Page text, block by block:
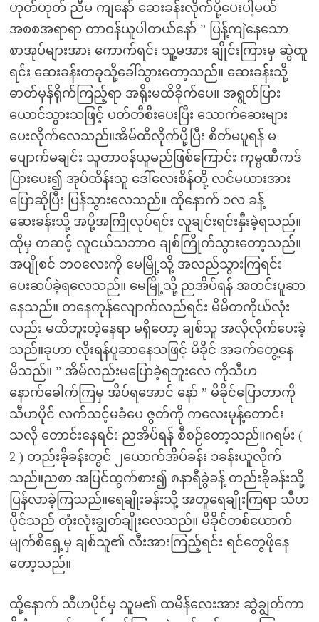
ဟုတ်ဟုတ် ညီမ ကျနော် ဆေးခန်းလိုက်ပို့ပေးပါ့မယ်
အစစအရာရာ တာဝန်ယူပါတယ်နော် ” ပြန့်ကျဲနေသော
စာအုပ်များအား ကောက်ရင်း သူ့မအား ချိုင်းကြားမှ ဆွဲထူ
ရင်း ဆေးခန်းတခုသို့ခေါ်သွားတော့သည်။ ဆေးခန်းသို့
ဓာတ်မှန်ရိုက်ကြည့်ရာ အရိုးမထိခိုက်ပေ။ အရွတ်ပြား
ယောင်သွားသဖြင့် ပတ်တီစီးပေးပြီး သောက်ဆေးများ
ပေးလိုက်လေသည်။အိမ်ထိလိုက်ပို့ပြီး စိတ်မပူရန် မ
ပျောက်မချင်း သူတာဝန်ယူမည်ဖြစ်ကြောင်း ကုမ္ပဏီကဒ်
ပြားပေး၍ အုပ်ထိန်းသူ ဒေါ်လေးစိန်တို့ လင်မယားအား
ပြောဆိုပြီး ပြန်သွားလေသည်။ ထိုနောက် ၁လ ခန့်
ဆေးခန်းသို့ အပို့အကြိုလုပ်ရင်း လူချင်းရင်းနှီးခဲ့ရသည်။
ထိုမှ တဆင့် လူငယ်သဘာဝ ချစ်ကြိုက်သွားတော့သည်။
အပျိုစင် ဘဝလေးကို မေမြို့သို့ အလည်သွားကြရင်း
ပေးဆပ်ခဲ့ရလေသည်။ မေမြို့သို့ ညအိပ်ရန် အတင်းပူဆာ
နေသည်။ တနေကုန်လျောက်လည်ရင်း မိမိတကိုယ်လုံး
လည်း မထိဘူးတဲ့နေရာ မရှိတော့ ချစ်သူ အလိုလိုက်ပေးခဲ့
သည်။ခုဟာ လိုးရန်ပူဆာနေသဖြင့် မိခိုင် အခက်တွေ့နေ
မိသည်။ ” အိမ်လည်းမပြောခဲ့ရဘူးလေ ကိုသီဟ
နောက်ခေါက်ကြမှ အိပ်ရအောင် နော် ” မိခိုင်ပြောတာကို
သီဟပိုင် လက်သင့်မခံပေ ဇွတ်ကို ကလေးမုန့်တောင်း
သလို တောင်းနေရင်း ညအိပ်ရန် စီစဉ်တော့သည်။ဂရမ်း (
2 ) တည်းခိုခန်းတွင် ၂ယောက်အိပ်ခန်း ၁ခန်းယူလိုက်
သည်။ညစာ အပြင်ထွက်စား၍ ၈နာရီခွဲခန့် တည်းခိုခန်းသို့
ပြန်လာခဲ့ကြသည်။ရေချိုးခန်းသို့ အတူရေချိုးကြရာ သီဟ
ပိုင်သည် တုံးလုံးချွတ်ချိုးလေသည်။ မိခိုင်တစ်ယောက်
မျက်စိရှေ့မှ ချစ်သူ၏ လီးအားကြည့်ရင်း ရင်တွေဖိုနေ
တော့သည်။
ထို့နောက် သီဟပိုင်မှ သူမ၏ ထမိန်လေးအား ဆွဲချွတ်ကာ